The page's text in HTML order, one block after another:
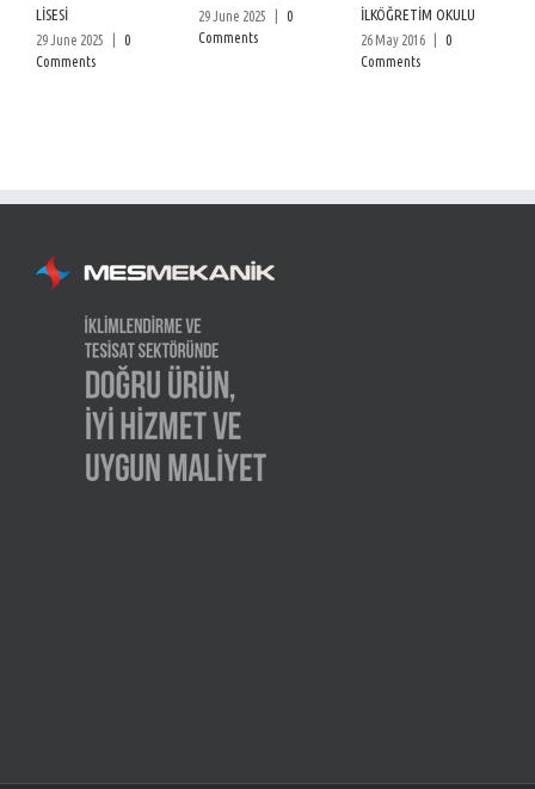
LİSESİ
29 June 2025
0
Comments
29 June 2025
0
Comments
İLKÖĞRETİM OKULU
26 May 2016
0
Comments